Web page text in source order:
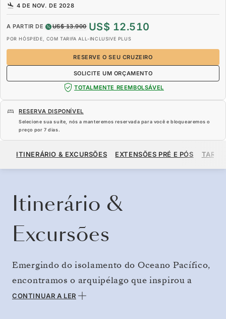
4 DE NOV. DE 2028
A PARTIR DE US$ 13.900 US$ 12.510
POR HÓSPEDE, COM TARIFA ALL-INCLUSIVE PLUS
RESERVE O SEU CRUZEIRO
SOLICITE UM ORÇAMENTO
TOTALMENTE REEMBOLSÁVEL
RESERVA DISPONÍVEL
Selecione sua suíte, nós a manteremos reservada para você e bloquearemos o
preço por 7 dias.
A PARTIR DE US$ 12.510
ITINERÁRIO & EXCURSÕES EXTENSÕES PRÉ E PÓS
Itinerário &
Excursões
Emergindo do isolamento do Oceano Pacífico,
encontramos o arquipélago que inspirou a
teoria da seleção natural de Darwin. Viaje
CONTINUAR A LER